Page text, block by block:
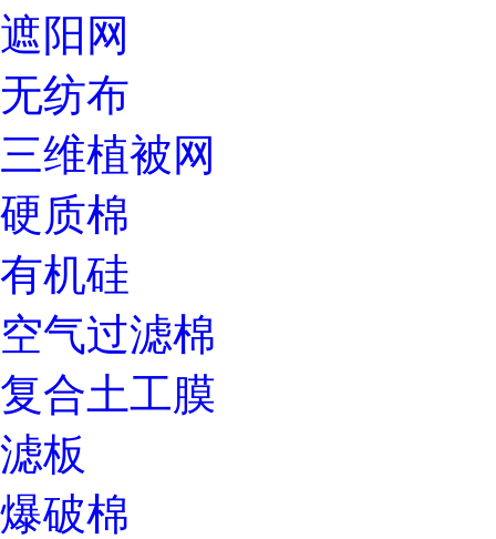
遮阳网
无纺布
三维植被网
硬质棉
有机硅
空气过滤棉
复合土工膜
滤板
爆破棉